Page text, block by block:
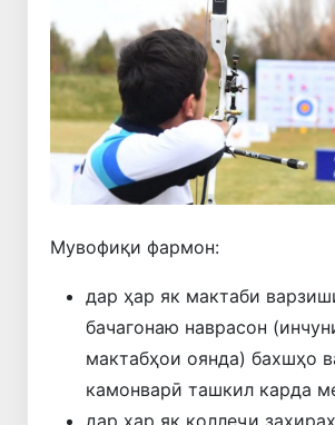
Мувофиқи фармон:
дар ҳар як мактаби
бачагонаю наврасон
мактабҳои оянда) бахшҳо
камонварӣ ташкил карда
дар ҳар як коллеҷи